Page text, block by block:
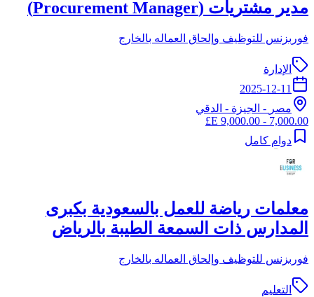
مدير مشتريات (Procurement Manager)
فوربزنس للتوظيف وإلحاق العماله بالخارج
الإدارة
2025-12-11
مصر - الجيزة - الدقي
7,000.00 - 9,000.00 E£
دوام كامل
معلمات رياضة للعمل بالسعودية بكبرى
المدارس ذات السمعة الطيبة بالرياض
فوربزنس للتوظيف وإلحاق العماله بالخارج
التعليم